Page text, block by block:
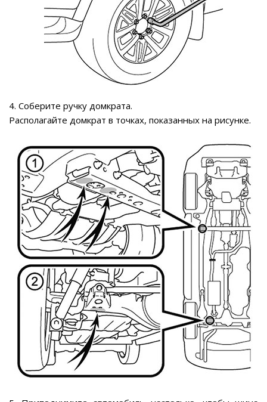
4. Соберите ручку домкрата.
Располагайте домкрат в точках, показанных на рисунке.